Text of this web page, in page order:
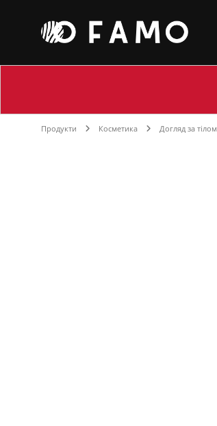
Продукти Косметика Догляд за тілом